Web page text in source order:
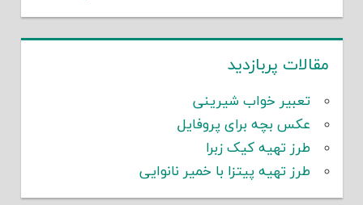
مقالات پربازدید
تعبیر خواب شیرینی
عکس بچه برای پروفایل
طرز تهیه کیک زبرا
طرز تهیه پیتزا با خمیر نانوایی